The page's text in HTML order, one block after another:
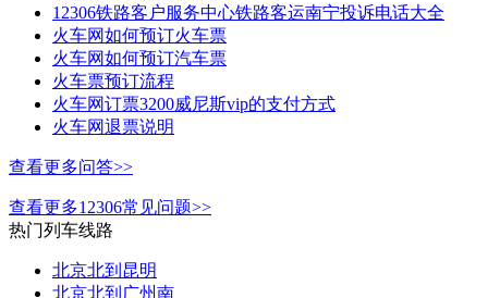
发车站：始上海发车时间:13:27
到达站：过南京到达时间:17:55
耗时：04:28总里程：未知
车次/车型：
发车站：始上海
12306铁路客户服务中心铁路客运南宁投诉电话大全
火车网如何预订火车票
火车网如何预订汽车票
火车票预订流程
火车网订票3200威尼斯vip的支付方式
火车网退票说明
查看更多问答>>
查看更多12306常见问题>>
热门列车线路
北京北到昆明
北京北到广州南